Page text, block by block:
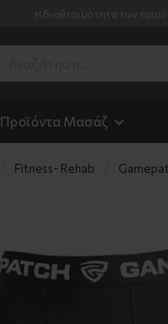
Η διαθεσιμότητα των
Προϊόντα Μασάζ
Fitness- Rehab